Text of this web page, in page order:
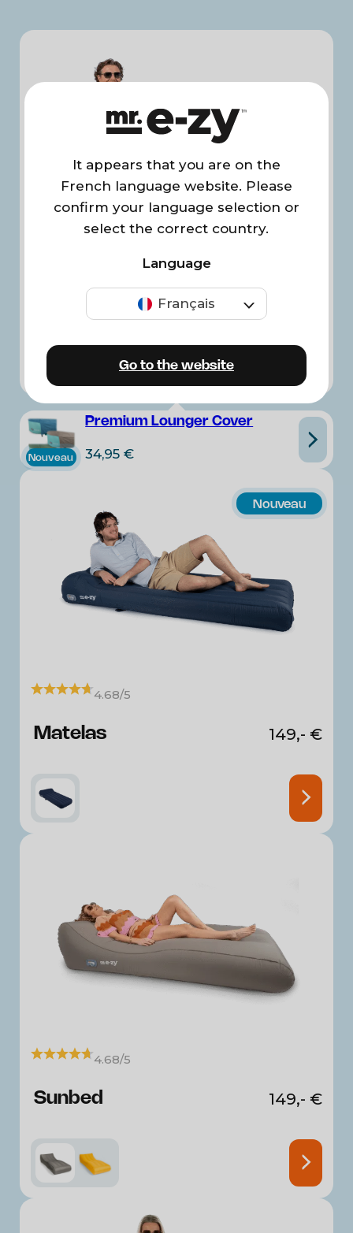
Premium Lounger
Nouveau
Premium Lounger Cover
34,95€
Nouveau
4.68/5
Matelas 149,- €
4.68/5
Sunbed 149,- €
It appears that you are on the
French language website. Please
confirm your language selection or
select the correct country.
Language
Français
Go to the website